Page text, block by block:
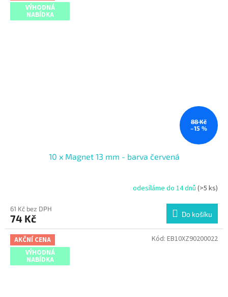
VÝHODNÁ
NABÍDKA
88 Kč
–15 %
10 x Magnet 13 mm - barva červená
odesíláme do 14 dnů (>5 ks)
61 Kč bez DPH
74 Kč Do košíku
AKČNÍ CENA
VÝHODNÁ
NABÍDKA
Kód: EB10XZ90200022